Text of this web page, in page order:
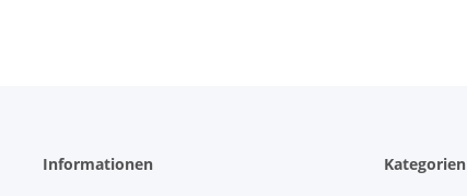
Informationen Kategorien